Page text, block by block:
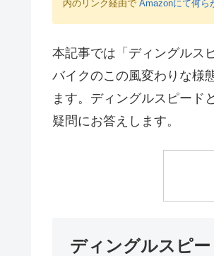
内のリンク経由で Amazonにて何ら
本記事では「ディングルス
バイクのこの風変わりな様
ます。ディングルスピード
疑問にお答えします。
ディングルスピ